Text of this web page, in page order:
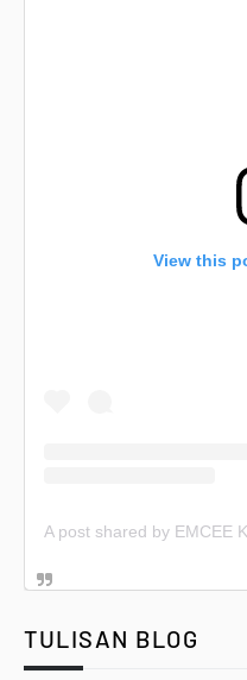
View this
TULISAN BLOG